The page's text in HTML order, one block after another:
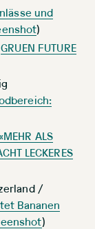
und
)
GRUEN FUTURE
«MEHR ALS
LECKERES
/
Bananen
)